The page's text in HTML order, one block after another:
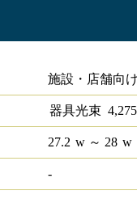
施設・店舗向
器具光束 4,275
27.2 w～ 28 w
-